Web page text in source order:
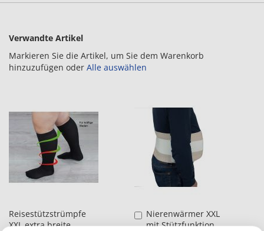
Verwandte Artikel
Markieren Sie die Artikel, um Sie dem Warenkorb
hinzuzufügen oder Alle auswählen
Reisestützstrümpfe
XXL extra breite
Nierenwärmer XXL
mit Stützfunktion
in
den